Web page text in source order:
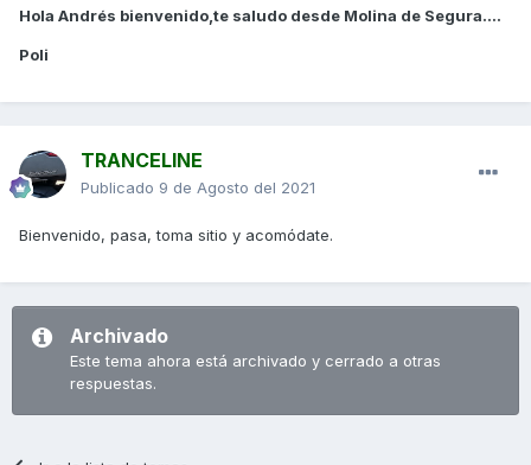
Hola Andrés bienvenido,te saludo desde Molina de Segura....
Poli
TRANCELINE
Publicado 9 de Agosto del 2021
Bienvenido, pasa, toma sitio y acomódate.
Archivado
Este tema ahora está archivado y cerrado a otras
respuestas.